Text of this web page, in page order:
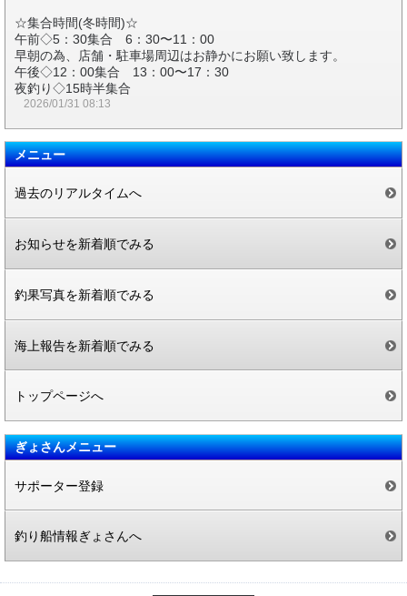
☆集合時間(冬時間)☆
午前◇5：30集合 6：30〜11：00
早朝の為、店舗・駐車場周辺はお静かにお願い致します。
午後◇12：00集合 13：00〜17：30
夜釣り◇15時半集合
2026/01/31 08:13
メニュー
過去のリアルタイムへ
お知らせを新着順でみる
釣果写真を新着順でみる
海上報告を新着順でみる
トップページへ
ぎょさんメニュー
サポーター登録
釣り船情報ぎょさんへ